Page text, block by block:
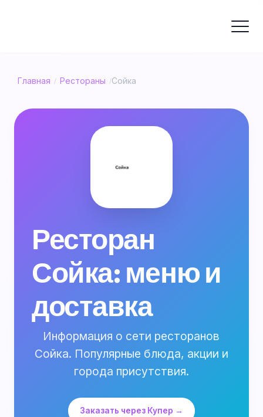
Главная / Рестораны /Сойка
Ресторан
Сойка: меню и
доставка
Информация о сети ресторанов
Сойка. Популярные блюда, акции и
города присутствия.
Заказать через Купер →